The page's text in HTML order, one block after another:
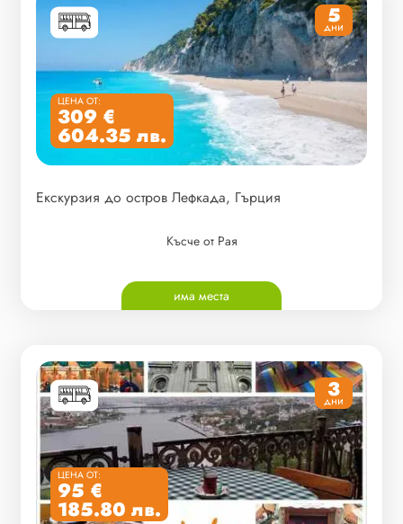
5
дни
ЦЕНА ОТ:
309 €
604.35 лв.
Екскурзия до остров Лефкада, Гърция
Късче от Рая
има места
3
дни
ЦЕНА ОТ:
95 €
185.80 лв.